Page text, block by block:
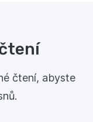
čtení, abyste